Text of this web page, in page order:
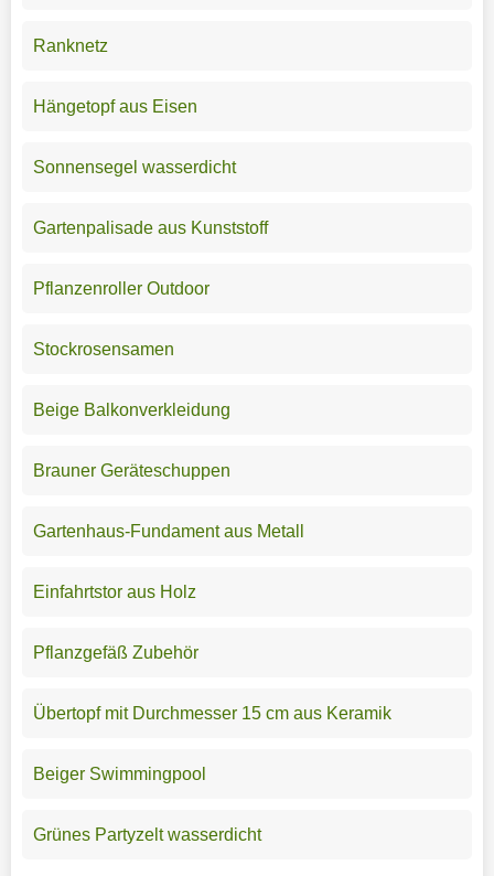
Ranknetz
Hängetopf aus Eisen
Sonnensegel wasserdicht
Gartenpalisade aus Kunststoff
Pflanzenroller Outdoor
Stockrosensamen
Beige Balkonverkleidung
Brauner Geräteschuppen
Gartenhaus-Fundament aus Metall
Einfahrtstor aus Holz
Pflanzgefäß Zubehör
Übertopf mit Durchmesser 15 cm aus Keramik
Beiger Swimmingpool
Grünes Partyzelt wasserdicht